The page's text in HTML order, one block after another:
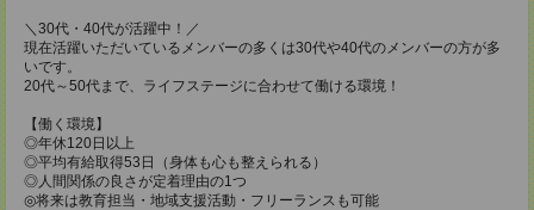
＼30代・40代が活躍中！／
現在活躍いただいているメンバーの多くは30代や40代のメンバーの方が多
いです。
20代～50代まで、ライフステージに合わせて働ける環境！
【働く環境】
◎年休120日以上
◎平均有給取得53日（身体も心も整えられる）
◎人間関係の良さが定着理由の1つ
◎将来は教育担当・地域支援活動・フリーランスも可能